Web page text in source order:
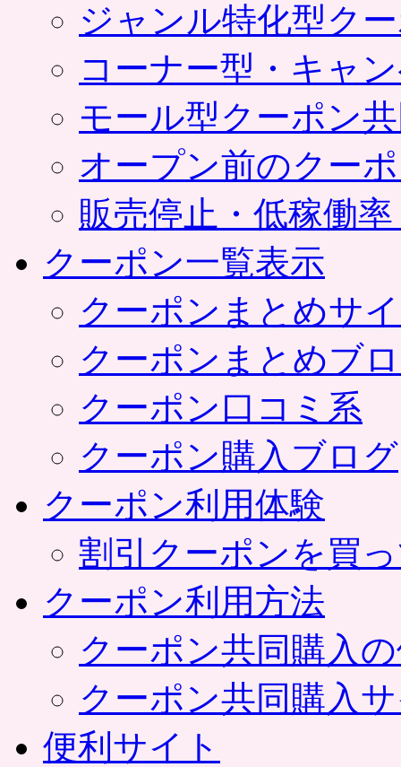
ジャンル特化型ク
コーナー型・キャ
モール型クーポン
オープン前のクー
販売停止・低稼働
クーポン一覧表示
クーポンまとめサ
クーポンまとめブ
クーポン口コミ系
クーポン購入ブログ
クーポン利用体験
割引クーポンを買
クーポン利用方法
クーポン共同購入
クーポン共同購入
便利サイト